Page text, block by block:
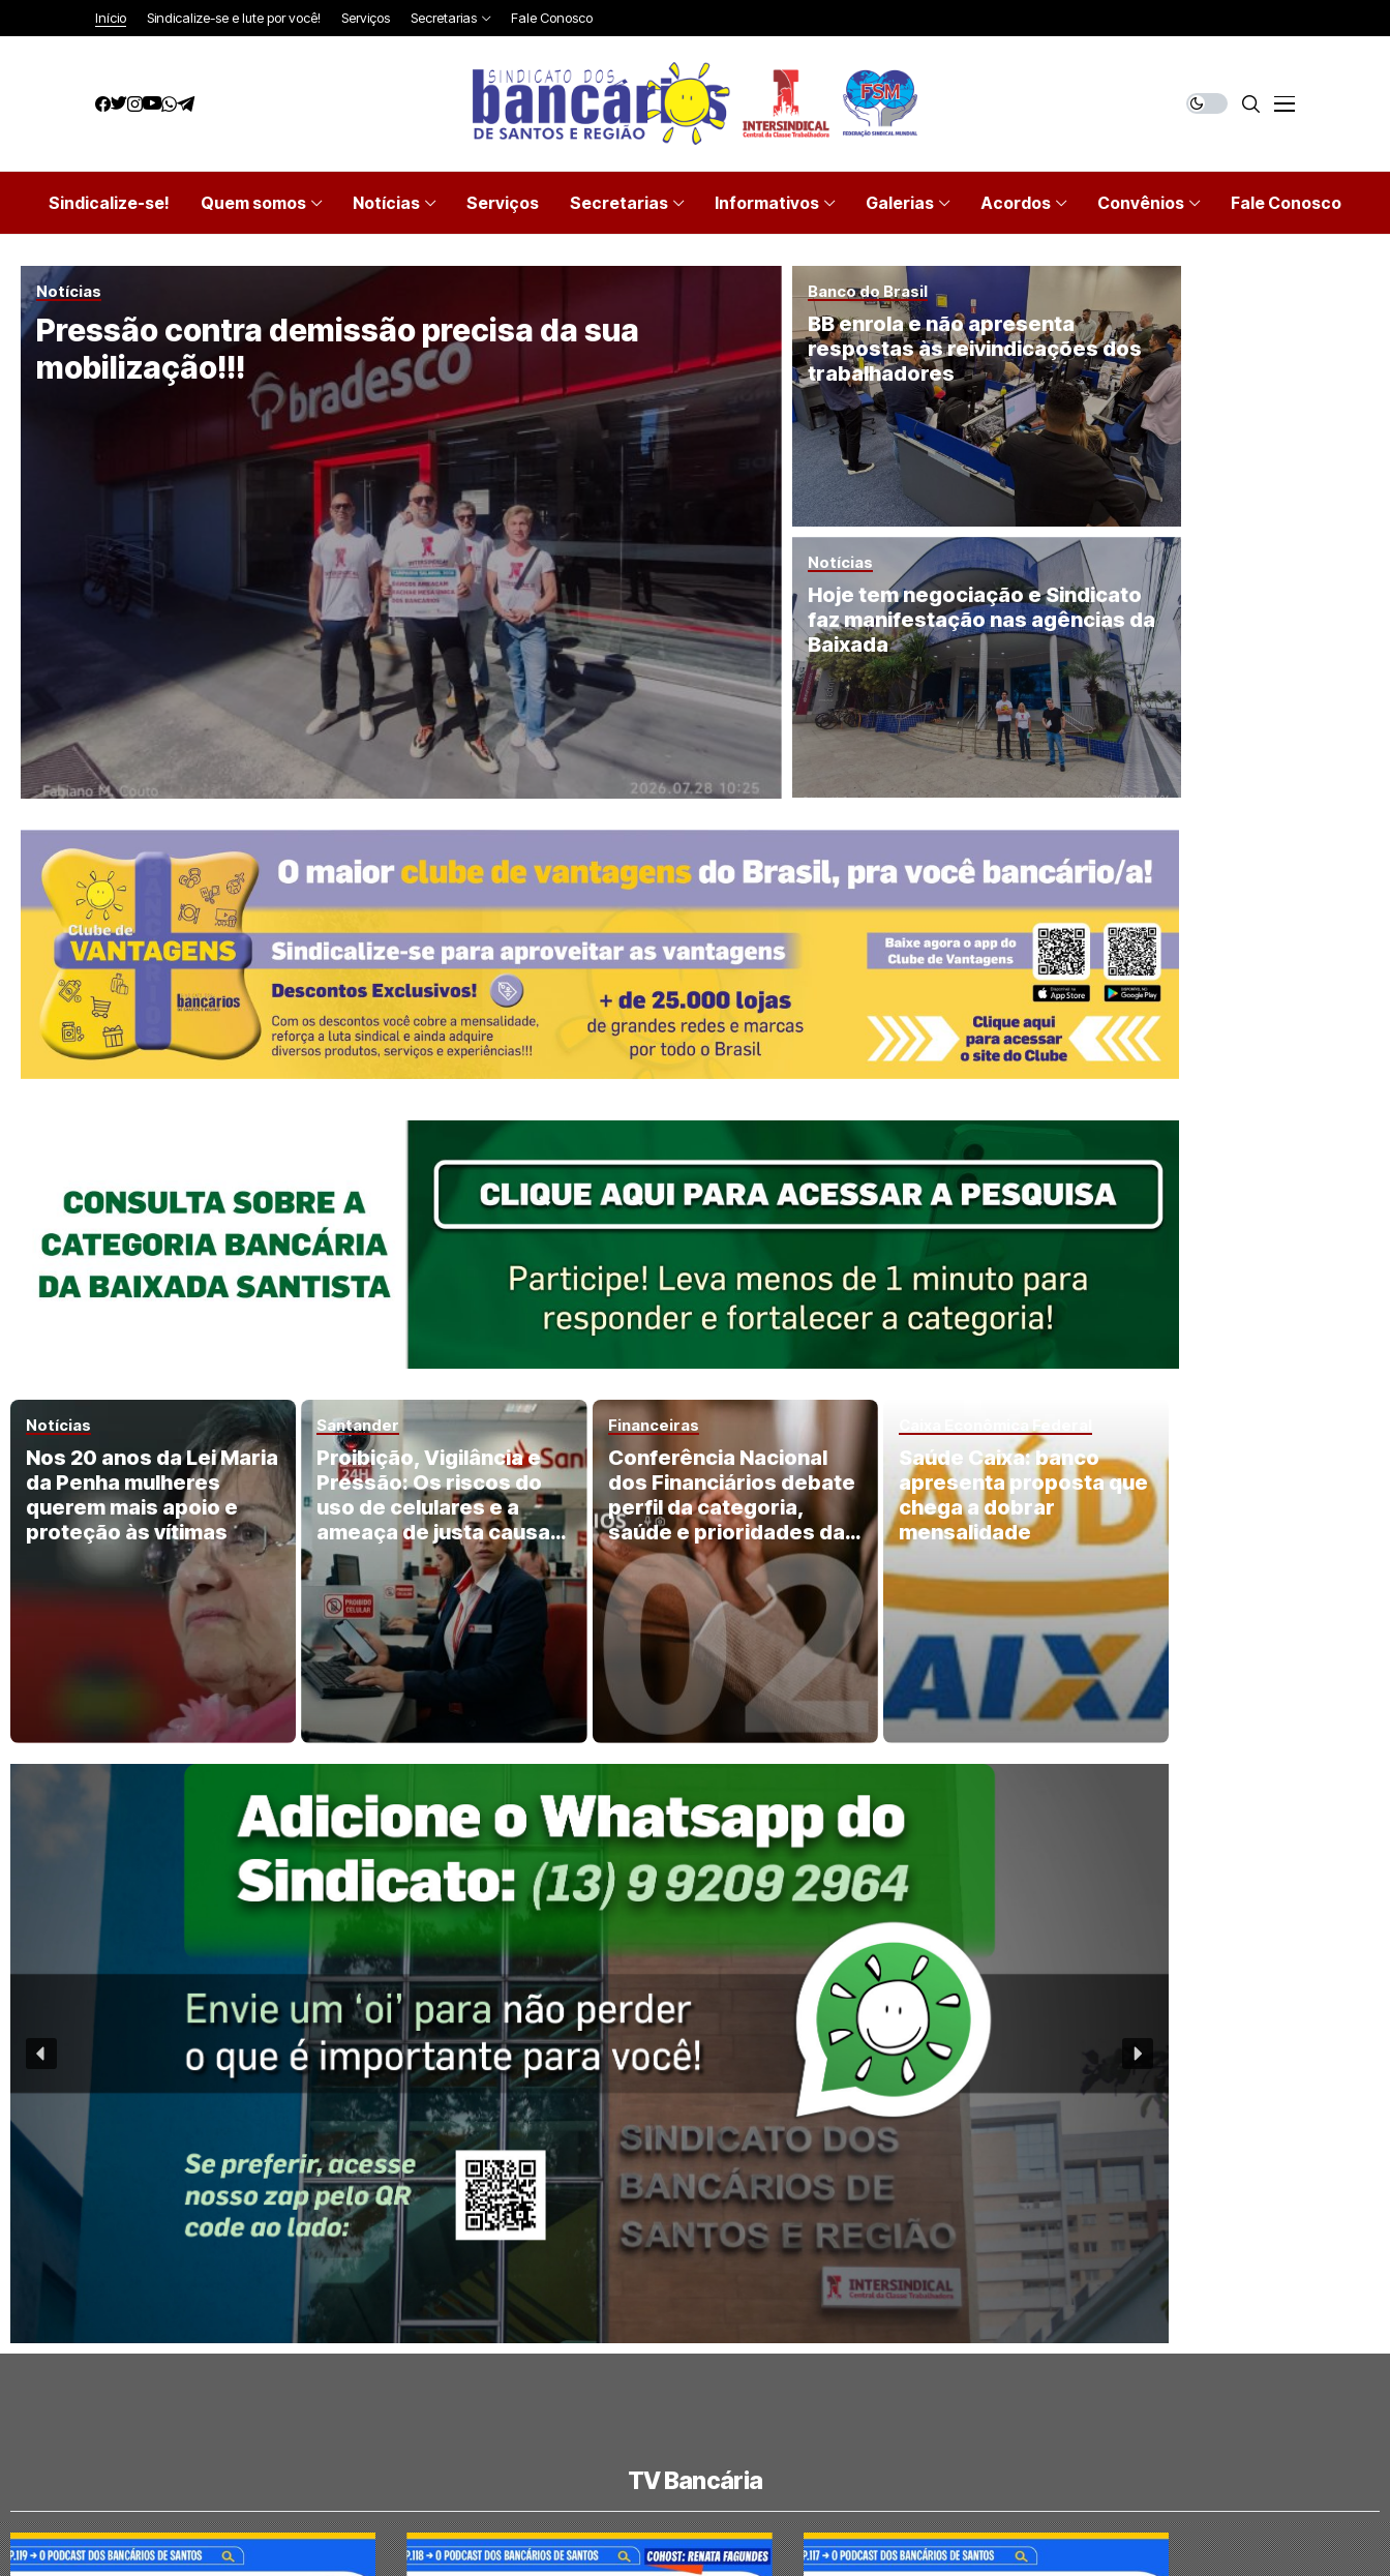
Início Sindicalize-se e lute por você! Serviços Secretarias Fale Conosco
Sindicalize-se! Quem somos Notícias Serviços Secretarias Informativos Galerias Acordos Convênios Fale Conosco
Notícias
Pressão contra demissão precisa da sua
mobilização!!!
Banco do Brasil
BB enrola e não apresenta
respostas às reivindicações dos
trabalhadores
Notícias
Hoje tem negociação e Sindicato
faz manifestação nas agências da
Baixada
Notícias
Nos 20 anos da Lei Maria
da Penha mulheres
querem mais apoio e
proteção às vítimas
Santander
Proibição, Vigilância e
Pressão: Os riscos do
uso de celulares e a
ameaça de justa causa
no Santander
Financeiras
Conferência Nacional
dos Financiários debate
perfil da categoria,
saúde e prioridades da
Campanha Nacional
2026
Caixa Econômica Federal
Saúde Caixa: banco
apresenta proposta que
chega a dobrar
mensalidade
TV Bancária